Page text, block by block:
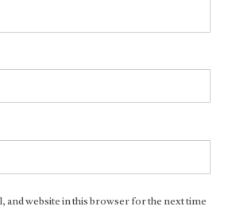
and website in this browser for the next time